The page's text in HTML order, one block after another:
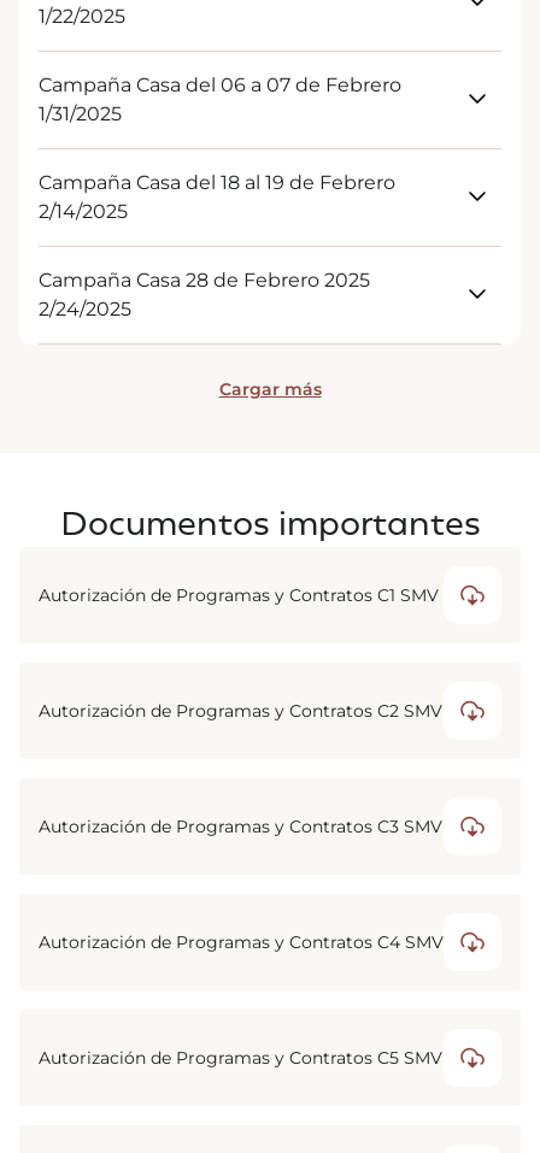
1/22/2025
Descargar
Campaña Casa del 06 a 07 de Febrero
1/31/2025
Descargar
Campaña Casa del 18 al 19 de Febrero
2/14/2025
Descargar
Campaña Casa 28 de Febrero 2025
2/24/2025
Cargar más
Documentos importantes
Autorización de Programas y Contratos C1 SMV
Autorización de Programas y Contratos C2 SMV
Autorización de Programas y Contratos C3 SMV
Autorización de Programas y Contratos C4 SMV
Autorización de Programas y Contratos C5 SMV